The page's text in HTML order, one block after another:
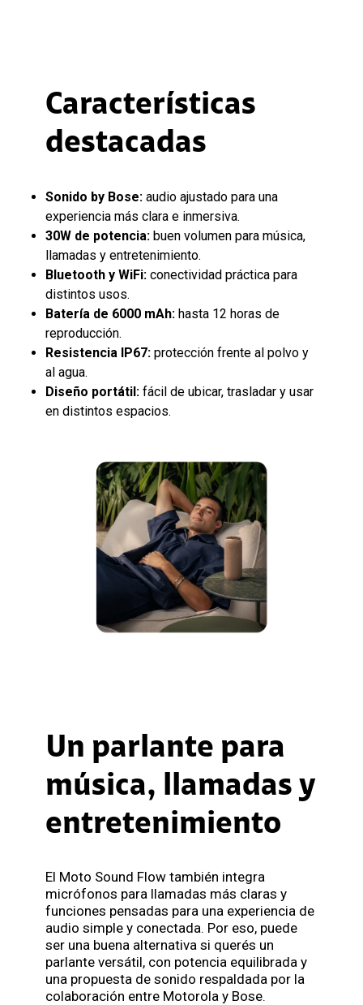
Características
destacadas
Sonido by Bose: audio ajustado para una
experiencia más clara e inmersiva.
30W de potencia: buen volumen para música,
llamadas y entretenimiento.
Bluetooth y WiFi: conectividad práctica para
distintos usos.
Batería de 6000 mAh: hasta 12 horas de
reproducción.
Resistencia IP67: protección frente al polvo y
al agua.
Diseño portátil: fácil de ubicar, trasladar y usar
en distintos espacios.
Un parlante para
música, llamadas y
entretenimiento
El Moto Sound Flow también integra
micrófonos para llamadas más claras y
funciones pensadas para una experiencia de
audio simple y conectada. Por eso, puede
ser una buena alternativa si querés un
parlante versátil, con potencia equilibrada y
una propuesta de sonido respaldada por la
colaboración entre Motorola y Bose.